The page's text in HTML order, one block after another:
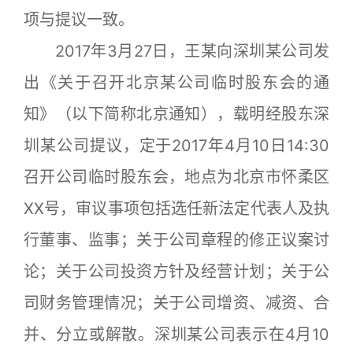
项与提议一致。
2017年3月27日，王某向深圳某公司发
出《关于召开北京某公司临时股东会的通
知》（以下简称北京通知），载明经股东深
圳某公司提议，定于2017年4月10日14:30
召开公司临时股东会，地点为北京市怀柔区
XX号，审议事项包括选任新法定代表人及执
行董事、监事；关于公司章程的修正议案讨
论；关于公司投资方针及经营计划；关于公
司财务管理情况；关于公司增资、减资、合
并、分立或解散。深圳某公司表示在4月10